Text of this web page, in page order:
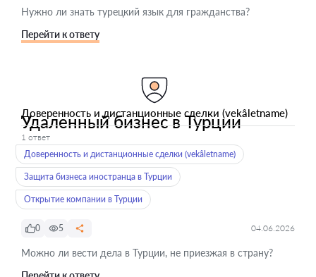
Нужно ли знать турецкий язык для гражданства?
Перейти к ответу
Доверенность и дистанционные сделки (vekâletname)
Удаленный бизнес в Турции
1 ответ
Доверенность и дистанционные сделки (vekâletname)
Защита бизнеса иностранца в Турции
Открытие компании в Турции
0 5 04.06.2026
Можно ли вести дела в Турции, не приезжая в страну?